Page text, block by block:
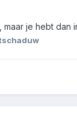
je hebt dan